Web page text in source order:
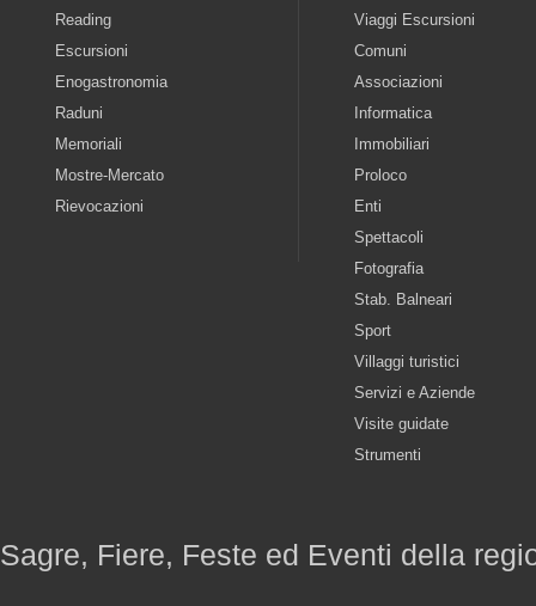
Reading
Escursioni
Enogastronomia
Raduni
Memoriali
Mostre-Mercato
Rievocazioni
Viaggi Escursioni
Comuni
Associazioni
Informatica
Immobiliari
Proloco
Enti
Spettacoli
Fotografia
Stab. Balneari
Sport
Villaggi turistici
Servizi e Aziende
Visite guidate
Strumenti
Sagre, Fiere, Feste ed Eventi della